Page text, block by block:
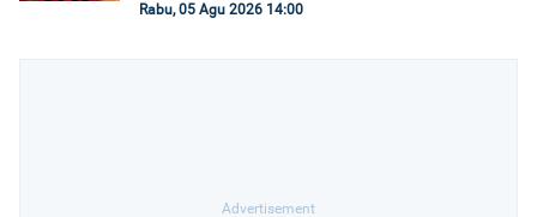
Rabu, 05 Agu 2026 14:00